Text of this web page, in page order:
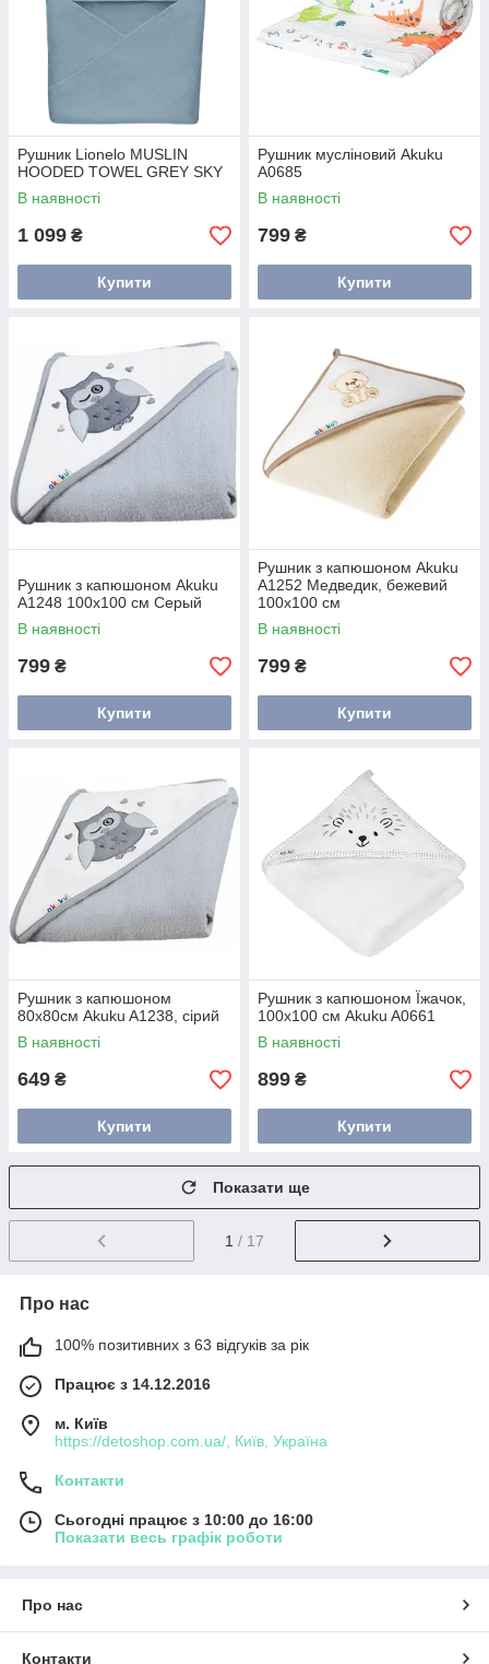
Рушник Lionelo MUSLIN
HOODED TOWEL GREY SKY
В наявності
1 099 ₴
Купити
Рушник мусліновий Akuku
A0685
В наявності
799 ₴
Купити
Рушник з капюшоном Akuku
A1248 100x100 см Серый
В наявності
799 ₴
Купити
Рушник з капюшоном Akuku
A1252 Медведик, бежевий
100x100 см
В наявності
799 ₴
Купити
Рушник з капюшоном
80x80см Akuku A1238, сірий
В наявності
649 ₴
Купити
Рушник з капюшоном Їжачок,
100x100 см Akuku A0661
В наявності
899 ₴
Купити
Показати ще
1 / 17
Про нас
100% позитивних з 63 відгуків за рік
Працює з 14.12.2016
м. Київ
https://detoshop.com.ua/, Київ, Україна
Контакти
Сьогодні працює з 10:00 до 16:00
Показати весь графік роботи
Про нас
Контакти